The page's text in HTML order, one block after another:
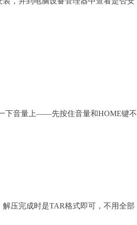
下音量上——先按住音量和HOME键不
解压完成时是TAR格式即可，不用全部